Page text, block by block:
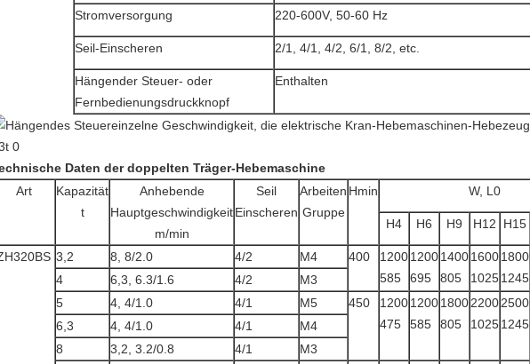
Stromversorgung
220-600V, 50-60 Hz
Seil-Einscheren 2/1, 4/1, 4/2, 6/1, 8/2, etc.
Hängender Steuer- oder
Fernbedienungsdruckknopf
Enthalten
Daten der doppelten Träger-Hebemaschine
Art
Kapazität
t
Anhebende
Hauptgeschwindigkeit
m/min
Seil
Einscheren
Arbeiten
Gruppe
Hmin W, L0
H4
H6 H9 H12 H15
3,2 8, 8/2.0 4/2 M4 400
1200
585
1200
695
1400
805
1600
1025
1800
1245
4
6,3, 6.3/1.6 4/2
M3
5
4, 4/1.0 4/1 M5 450
1200
475
1200
585
1800
805
2200
1025
2500
1245
6,3
4, 4/1.0 4/1
M4
8
3,2, 3.2/0.8 4/1
M3